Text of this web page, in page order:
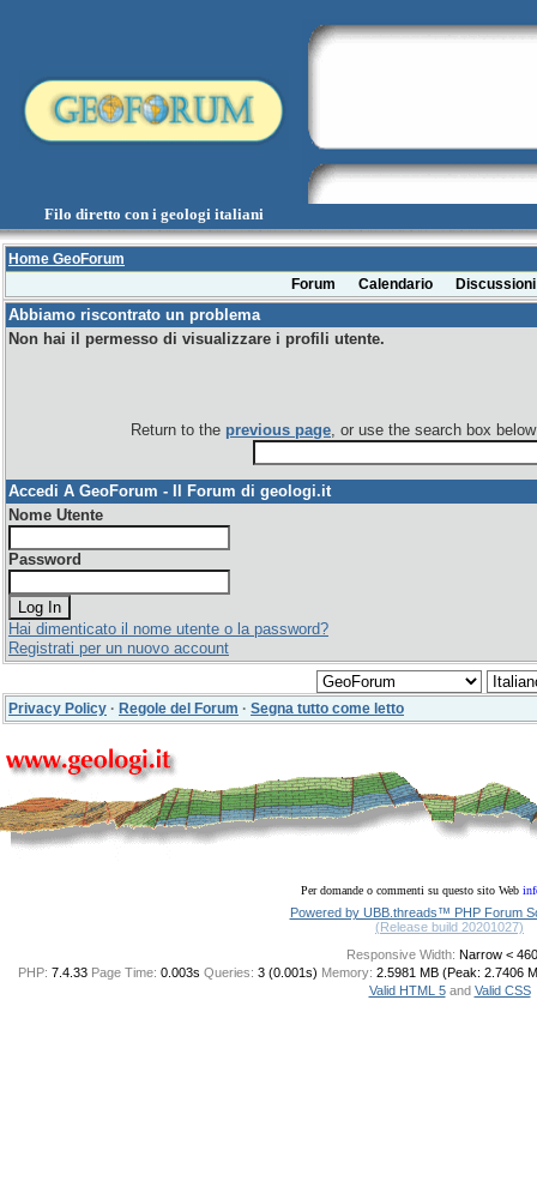
Filo diretto con i geologi italiani
Home GeoForum
Forum
Calendario
Abbiamo riscontrato un problema
Non hai il permesso di visualizzare i profili utente.
Return to the previous page, or use the search box
Accedi A GeoForum - Il Forum di geologi.it
Nome Utente
Password
Hai dimenticato il nome utente o la password?
Registrati per un nuovo account
Privacy Policy · Regole del Forum · Segna tutto come letto
Per domande o commenti su questo sito Web
Powered by UBB.threads™ PHP Forum
(Release build 20201027)
Responsive Width:
PHP: 7.4.33 Page Time: 0.003s Queries: 3 (0.001s) Memory: 2.5981 MB (Peak: 2.7406
Valid HTML 5 and Valid CSS